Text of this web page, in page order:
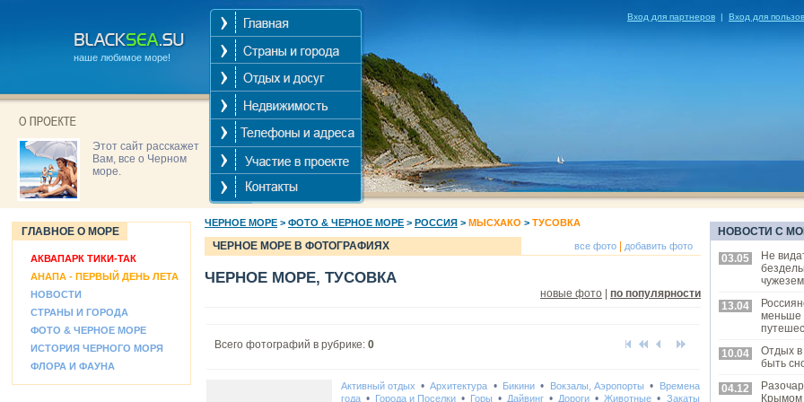
наше любимое море!
Этот сайт расскажет
Вам, все о Черном
море.
Вход для партнеров | Вход для
ГЛАВНОЕ О МОРЕ
АКВАПАРК ТИКИ-ТАК
АНАПА - ПЕРВЫЙ ДЕНЬ ЛЕТА
НОВОСТИ
СТРАНЫ И ГОРОДА
ФОТО & ЧЕРНОЕ МОРЕ
ИСТОРИЯ ЧЕРНОГО МОРЯ
ФЛОРА И ФАУНА
ЧЕРНОЕ МОРЕ > ФОТО & ЧЕРНОЕ МОРЕ > РОССИЯ > МЫСХАКО > ТУСОВКА
ЧЕРНОЕ МОРЕ В ФОТОГРАФИЯХ все фото добавить фото
ЧЕРНОЕ МОРЕ, ТУСОВКА
новые фото по популярности
Всего фотографий в рубрике: 0
Активный отдых •Архитектура • Бикини • Вокзалы, Аэропорты •
Времена
года• Города и Поселки• Горы •Дайвинг •Дороги •Животные • Закаты
НОВОСТИ С
03.05
Не
13.04
меньше
10.04
Отдых в
быть
04.12
Крымом